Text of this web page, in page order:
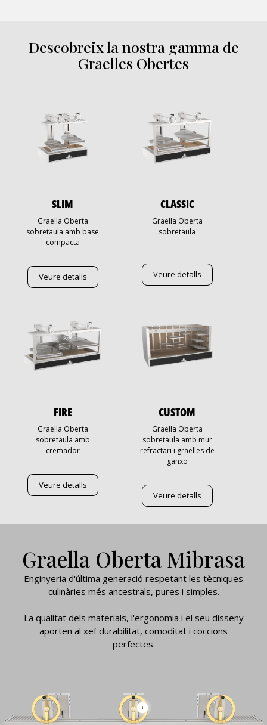
Descobreix la nostra gamma de
Graelles Obertes
SLIM
Graella Oberta
sobretaula amb base
compacta
Veure detalls
CLASSIC
Graella Oberta
sobretaula
Veure detalls
FIRE
Graella Oberta
sobretaula amb
cremador
Veure detalls
CUSTOM
Graella Oberta
sobretaula amb mur
refractari i graelles de
ganxo
Veure detalls
Graella Oberta Mibrasa
Enginyeria d'última generació respetant les tècniques
culinàries més ancestrals, pures i simples.
La qualitat dels materials, l'ergonomia i el seu disseny
aporten al xef durabilitat, comoditat i coccions
perfectes.